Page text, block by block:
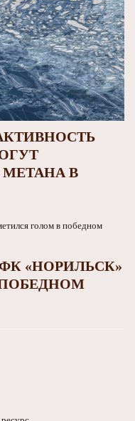
В
«НОРИЛЬСК»